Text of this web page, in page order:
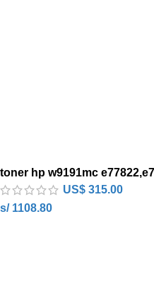
toner hp w9191mc
US$ 315.00
s/ 1108.80